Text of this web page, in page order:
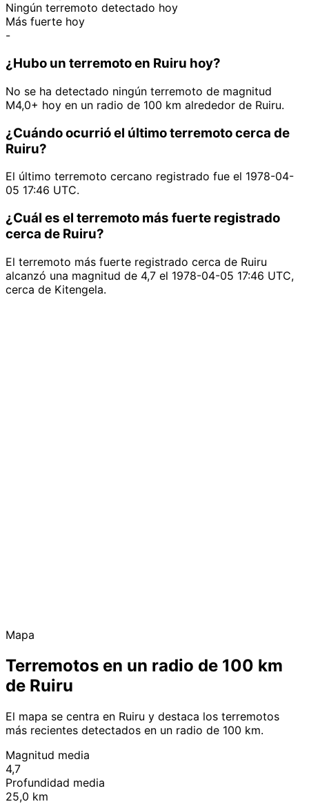
Ningún terremoto detectado hoy
Más fuerte hoy
-
¿Hubo un terremoto en Ruiru hoy?
No se ha detectado ningún terremoto de magnitud
M4,0+ hoy en un radio de 100 km alrededor de Ruiru.
¿Cuándo ocurrió el último terremoto cerca de
Ruiru?
El último terremoto cercano registrado fue el 1978-04-
05 17:46 UTC.
¿Cuál es el terremoto más fuerte registrado
cerca de Ruiru?
El terremoto más fuerte registrado cerca de Ruiru
alcanzó una magnitud de 4,7 el 1978-04-05 17:46 UTC,
cerca de Kitengela.
Mapa
Terremotos en un radio de 100 km
de Ruiru
El mapa se centra en Ruiru y destaca los terremotos
más recientes detectados en un radio de 100 km.
Magnitud media
4,7
Profundidad media
25,0 km